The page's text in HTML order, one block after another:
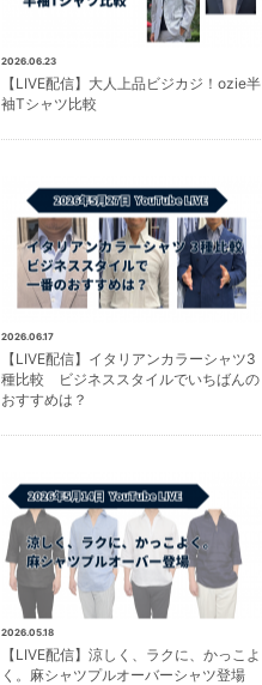
2026.06.23
【LIVE配信】大人上品ビジカジ！ozie半
袖Tシャツ比較
2026.06.17
【LIVE配信】イタリアンカラーシャツ3
種比較 ビジネススタイルでいちばんの
おすすめは？
2026.05.18
【LIVE配信】涼しく、ラクに、かっこよ
く。麻シャツプルオーバーシャツ登場